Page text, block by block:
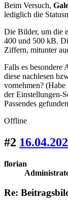
Beim Versuch,
lediglich die
Die Bilder, um die
400 und 500 kB.
Ziffern, mitunter
Falls es besondere
diese nachlesen
vornehmen?
der Einstellungen-
Passendes
Offline
#2
florian
Re: